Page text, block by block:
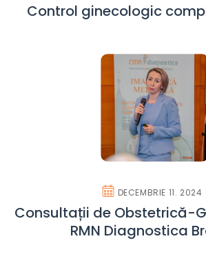
Control ginecologic
DECEMBRIE 11. 2024
Consultații de Obstetrică-
RMN Diagnostica